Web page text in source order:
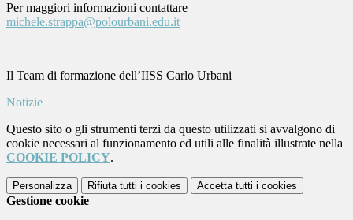
Per maggiori informazioni contattare
michele.strappa@polourbani.edu.it
Il Team di formazione dell’IISS Carlo Urbani
Notizie
Questo sito o gli strumenti terzi da questo utilizzati si avvalgono di
cookie necessari al funzionamento ed utili alle finalità illustrate nella
COOKIE POLICY.
Personalizza Rifiuta tutti i cookies Accetta tutti i cookies
Gestione cookie